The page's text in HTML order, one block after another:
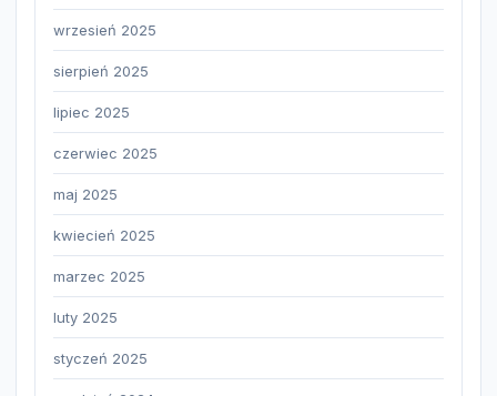
wrzesień 2025
sierpień 2025
lipiec 2025
czerwiec 2025
maj 2025
kwiecień 2025
marzec 2025
luty 2025
styczeń 2025